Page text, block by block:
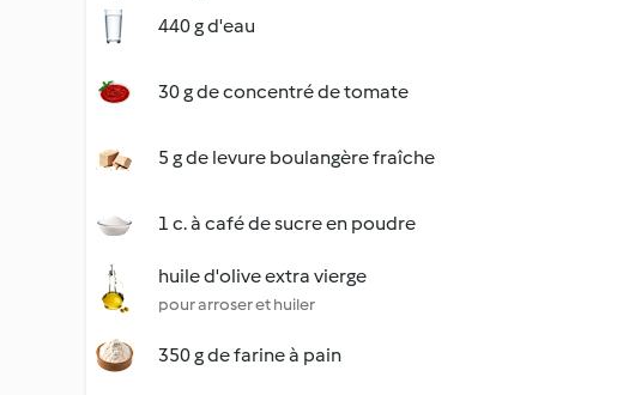
440 g d'eau
30 g de concentré de tomate
5 g de levure boulangère fraîche
1 c. à café de sucre en poudre
huile d'olive extra vierge
pour arroser et huiler
350 g de farine à pain